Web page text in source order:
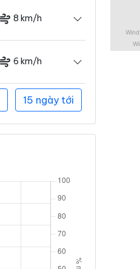
8 km/h
6 km/h
15 ngày tới